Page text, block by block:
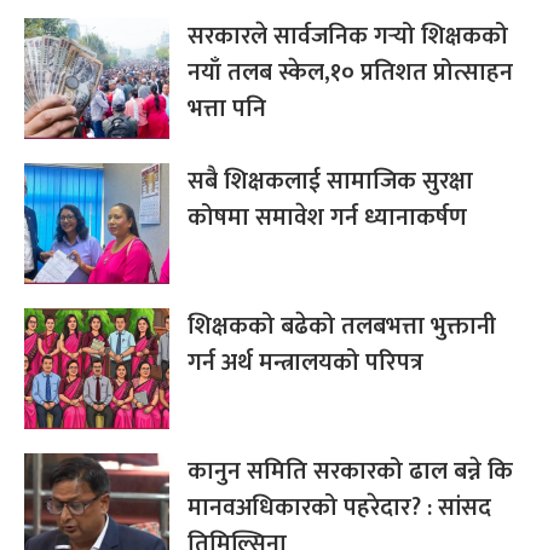
सरकारले सार्वजनिक गर्‍यो शिक्षकको
नयाँ तलब स्केल,१० प्रतिशत प्रोत्साहन
भत्ता पनि
सबै शिक्षकलाई सामाजिक सुरक्षा
कोषमा समावेश गर्न ध्यानाकर्षण
शिक्षकको बढेको तलबभत्ता भुक्तानी
गर्न अर्थ मन्त्रालयको परिपत्र
कानुन समिति सरकारको ढाल बन्ने कि
मानवअधिकारको पहरेदार? : सांसद